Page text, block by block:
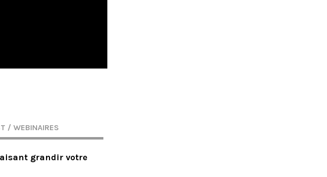
/ WEBINAIRES
grandir votre